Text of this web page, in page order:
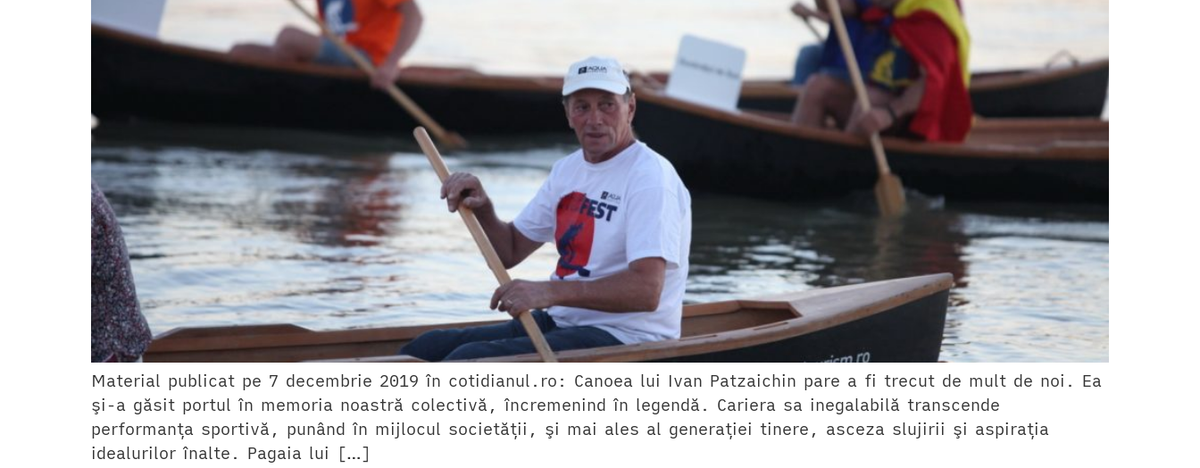
Material publicat pe 7 decembrie 2019 în cotidianul.ro: Canoea lui Ivan Patzaichin pare a fi trecut de mult de noi. Ea
şi-a găsit portul în memoria noastră colectivă, încremenind în legendă. Cariera sa inegalabilă transcende
performanţa sportivă, punând în mijlocul societăţii, şi mai ales al generaţiei tinere, asceza slujirii şi aspiraţia
idealurilor înalte. Pagaia lui […]